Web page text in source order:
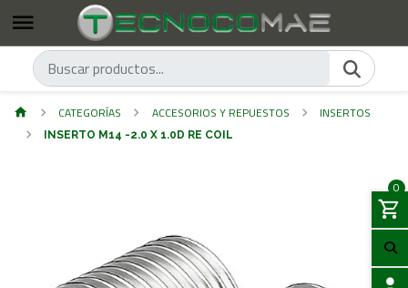
0
CATEGORÍAS ACCESORIOS Y REPUESTOS INSERTOS
INSERTO M14 -2.0 X 1.0D RE COIL